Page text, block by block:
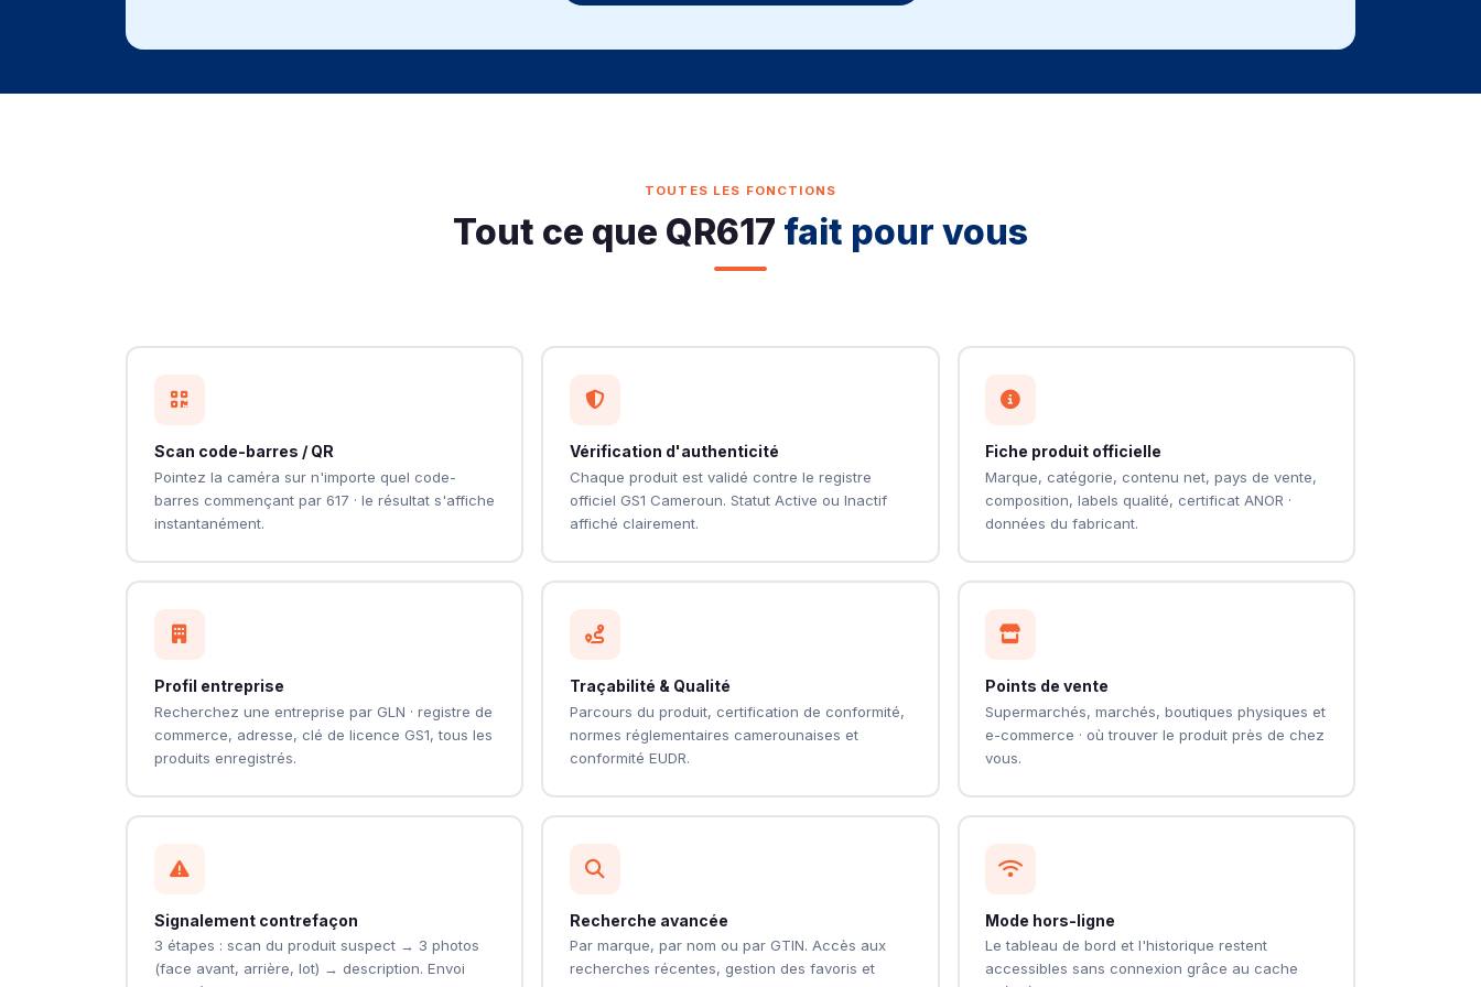
TOUTES LES FONCTIONS
Tout ce que QR617 fait pour vous
Scan code-barres / QR
Pointez la caméra sur n'importe quel code-
barres commençant par 617 · le résultat s'affiche
instantanément.
Vérification d'authenticité
Chaque produit est validé contre le registre
officiel GS1 Cameroun. Statut Active ou Inactif
affiché clairement.
Fiche produit officielle
Marque, catégorie, contenu net, pays de vente,
composition, labels qualité, certificat ANOR ·
données du fabricant.
Profil entreprise
Recherchez une entreprise par GLN · registre de
commerce, adresse, clé de licence GS1, tous les
produits enregistrés.
Traçabilité & Qualité
Parcours du produit, certification de conformité,
normes réglementaires camerounaises et
conformité EUDR.
Points de vente
Supermarchés, marchés, boutiques physiques et
e-commerce · où trouver le produit près de chez
vous.
Signalement contrefaçon
3 étapes : scan du produit suspect → 3 photos
(face avant, arrière, lot) → description. Envoi
Recherche avancée
Par marque, par nom ou par GTIN. Accès aux
recherches récentes, gestion des favoris et
Mode hors-ligne
Le tableau de bord et l'historique restent
accessibles sans connexion grâce au cache